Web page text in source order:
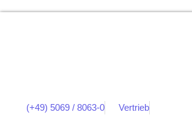
(+49) 5069 / 8063-0
Vertrieb